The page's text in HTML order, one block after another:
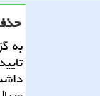
حذف ۴ صفر از پول ملی حتمی شد
به